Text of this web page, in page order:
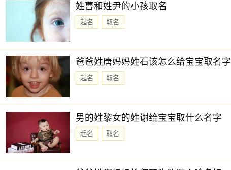
姓曹和姓尹的小孩取名
起名 取名
爸爸姓唐妈妈姓石该怎么给宝宝取名字
起名 取名
男的姓黎女的姓谢给宝宝取什么名字
起名 取名